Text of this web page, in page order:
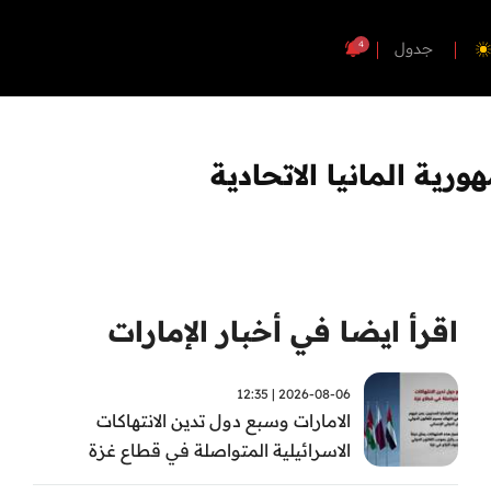
جدول 4
المانيا الاتحادية
اقرأ ايضا في أخبار الإمارات
2026-08-06 | 12:35
الامارات وسبع دول تدين الانتهاكات
الاسرائيلية المتواصلة في قطاع غزة